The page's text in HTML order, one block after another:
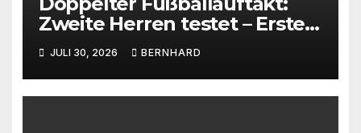
Zweite Herren testet – Erste
Herren startet im Kreispokal
JULI 30, 2026 BERNHARD